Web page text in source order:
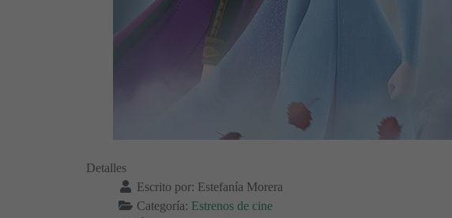
Detalles
Escrito por: Estefanía Morera
Categoría: Estrenos de cine